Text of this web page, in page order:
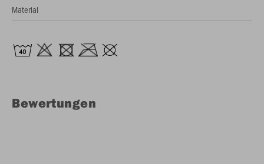
Material
Bewertungen